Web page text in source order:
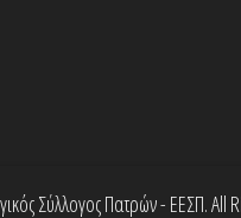
Σύλλογος Πατρών - ΕΕΣΠ.